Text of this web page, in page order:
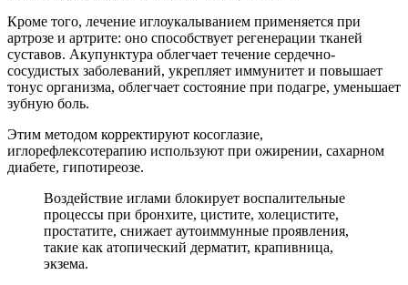
Кроме того, лечение иглоукалыванием применяется при
артрозе и артрите: оно способствует регенерации тканей
суставов. Акупунктура облегчает течение сердечно-
сосудистых заболеваний, укрепляет иммунитет и повышает
тонус организма, облегчает состояние при подагре, уменьшает
зубную боль.
Этим методом корректируют косоглазие,
иглорефлексотерапию используют при ожирении, сахарном
диабете, гипотиреозе.
Воздействие иглами блокирует воспалительные
процессы при бронхите, цистите, холецистите,
простатите, снижает аутоиммунные проявления,
такие как атопический дерматит, крапивница,
экзема.